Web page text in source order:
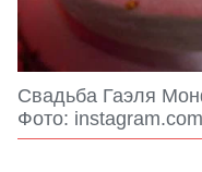
Свадьба Гаэля
Фото: